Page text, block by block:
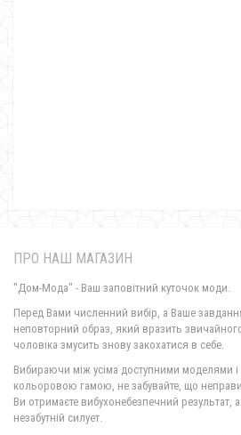
840.00грн.
ПРО НАШ МАГАЗИН
"Дом-Мода" - Ваш заповітний куточок моди.
Перед Вами численний вибір, а Ваше
неповторний образ, який вразить
чоловіка змусить знову закохатися в себе.
Вибираючи між усіма доступними моделями
кольоровою гамою, не забувайте, що
Ви отримаєте вибухонебезпечний результат,
незабутній силует.